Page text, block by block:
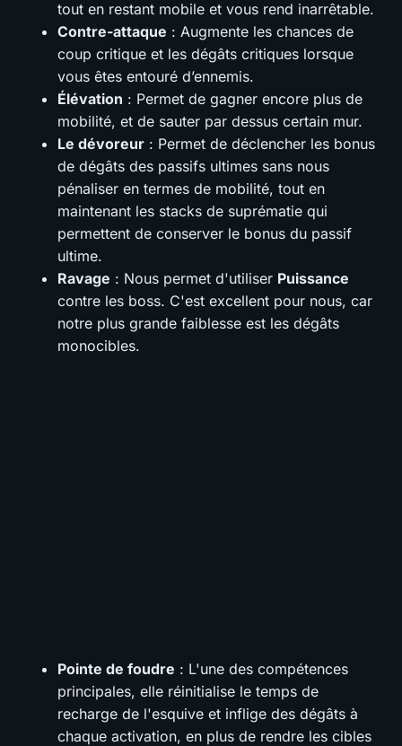
tout en restant mobile et vous rend inarrêtable.
Contre-attaque : Augmente les chances de
coup critique et les dégâts critiques lorsque
vous êtes entouré d’ennemis.
Élévation : Permet de gagner encore plus de
mobilité, et de sauter par dessus certain mur.
Le dévoreur : Permet de déclencher les bonus
de dégâts des passifs ultimes sans nous
pénaliser en termes de mobilité, tout en
maintenant les stacks de suprématie qui
permettent de conserver le bonus du passif
ultime.
Ravage : Nous permet d'utiliser Puissance
contre les boss. C'est excellent pour nous, car
notre plus grande faiblesse est les dégâts
monocibles.
Pointe de foudre : L'une des compétences
principales, elle réinitialise le temps de
recharge de l'esquive et inflige des dégâts à
chaque activation, en plus de rendre les cibles